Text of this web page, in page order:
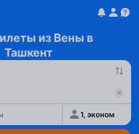
из Вены в
Ташкент
1, эконом